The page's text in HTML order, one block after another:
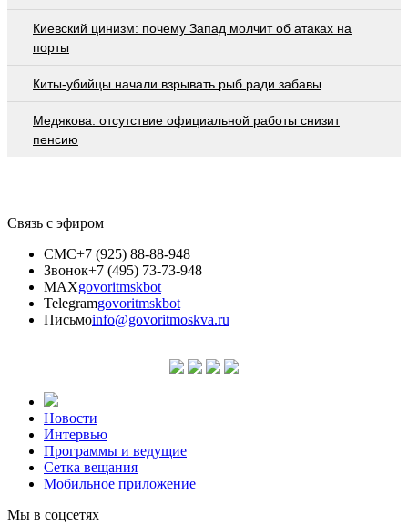
Киевский цинизм: почему Запад молчит об атаках на
порты
Киты-убийцы начали взрывать рыб ради забавы
Медякова: отсутствие официальной работы снизит
пенсию
Связь с эфиром
СМС+7 (925) 88-88-948
Звонок+7 (495) 73-73-948
MAXgovoritmskbot
Telegramgovoritmskbot
Письмоinfo@govoritmoskva.ru
Новости
Интервью
Программы и ведущие
Сетка вещания
Мобильное приложение
Мы в соцсетях